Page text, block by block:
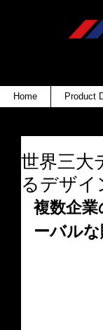
Home Product
世界三大
るデザイ
複数企
ーバル